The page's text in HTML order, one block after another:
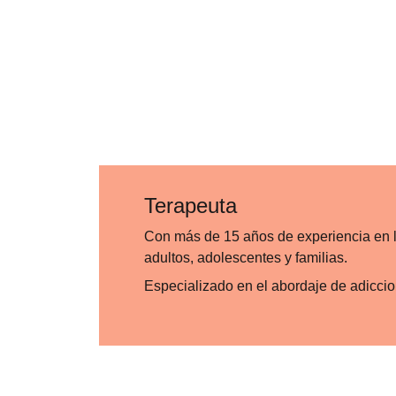
Terapeuta
Con más de 15 años de experiencia en
adultos, adolescentes y familias.
Especializado en el abordaje de